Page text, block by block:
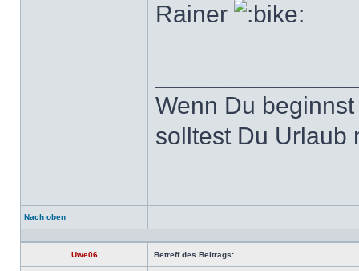
Rainer
Wenn Du
solltest Du Urlaub
Nach oben
Profil
Uwe06 Betreff des Beitrags: